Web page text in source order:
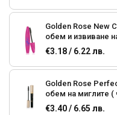
Golden Rose New City City Style mascara Спирала за
€3.18 / 6.22 лв.
Golden Rose Perfect
€3.40 / 6.65 лв.